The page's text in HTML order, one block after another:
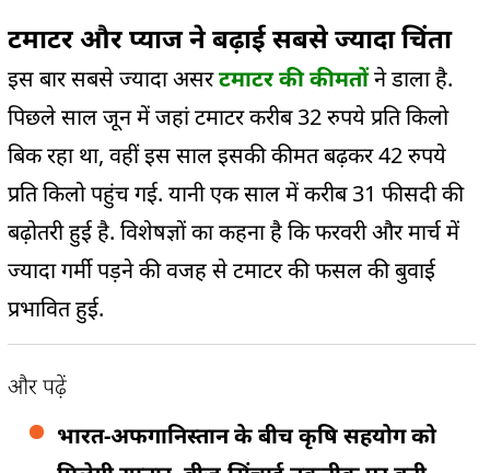
टमाटर और प्याज ने बढ़ाई सबसे ज्यादा चिंता
इस बार सबसे ज्यादा असरटमाटर की कीमतोंने डाला है.
पिछले साल जून में जहां टमाटर करीब 32 रुपये प्रति किलो
बिक रहा था, वहीं इस साल इसकी कीमत बढ़कर 42 रुपये
प्रति किलो पहुंच गई. यानी एक साल में करीब 31 फीसदी की
बढ़ोतरी हुई है. विशेषज्ञों का कहना है कि फरवरी और मार्च में
ज्यादा गर्मी पड़ने की वजह से टमाटर की फसल की बुवाई
प्रभावित हुई.
और पढ़ें
भारत-अफगानिस्तान के बीच कृषि सहयोग को